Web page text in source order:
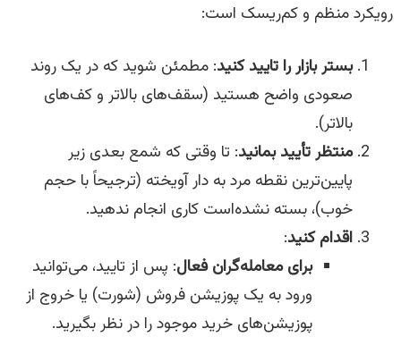
رویکرد منظم و کم‌ریسک است:
بستر بازار را تایید کنید: مطمئن شوید که در یک روند
صعودی واضح هستید (سقف‌های بالاتر و کف‌های
بالاتر).
منتظر تأیید بمانید: تا وقتی که شمع بعدی زیر
پایین‌ترین نقطه مرد به دار آویخته (ترجیحاً با حجم
خوب)، بسته نشده‌است کاری انجام ندهید.
اقدام کنید:
برای معامله‌گران فعال: پس از تایید، می‌توانید
ورود به یک پوزیشن فروش (شورت) یا خروج از
پوزیشن‌های خرید موجود را در نظر بگیرید.